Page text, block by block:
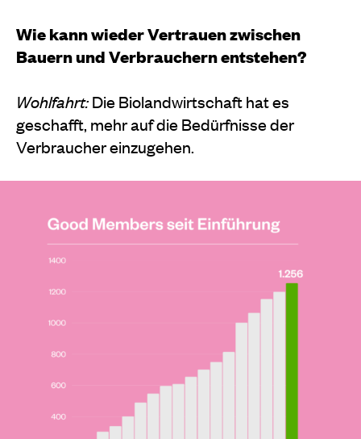
Wie kann wieder Vertrauen zwischen
Bauern und Verbrauchern entstehen?
Wohlfahrt:Die Biolandwirtschaft hat es
geschafft, mehr auf die Bedürfnisse der
Verbraucher einzugehen.